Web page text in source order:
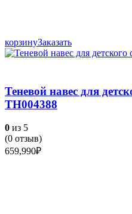
корзинуЗаказать
Теневой навес для
ТН004388
0 из 5
(0 отзыв)
659,990₽